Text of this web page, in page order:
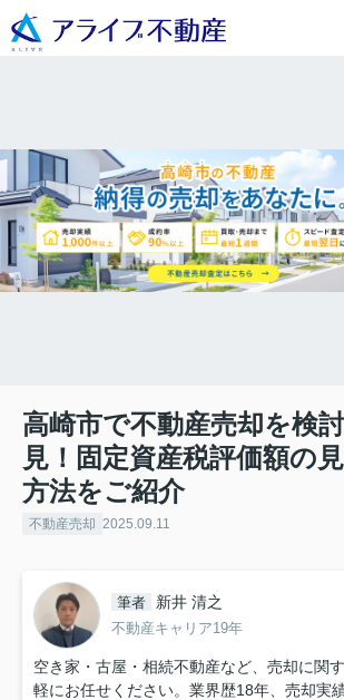
高崎市で不動産売却を検
見！固定資産税評価額の
方法をご紹介
不動産売却 2025.09.11
筆者 新井 清之
不動産キャリア19年
空き家・古屋・相続不動産など、売却に関
軽にお任せください。業界歴18年、売却実